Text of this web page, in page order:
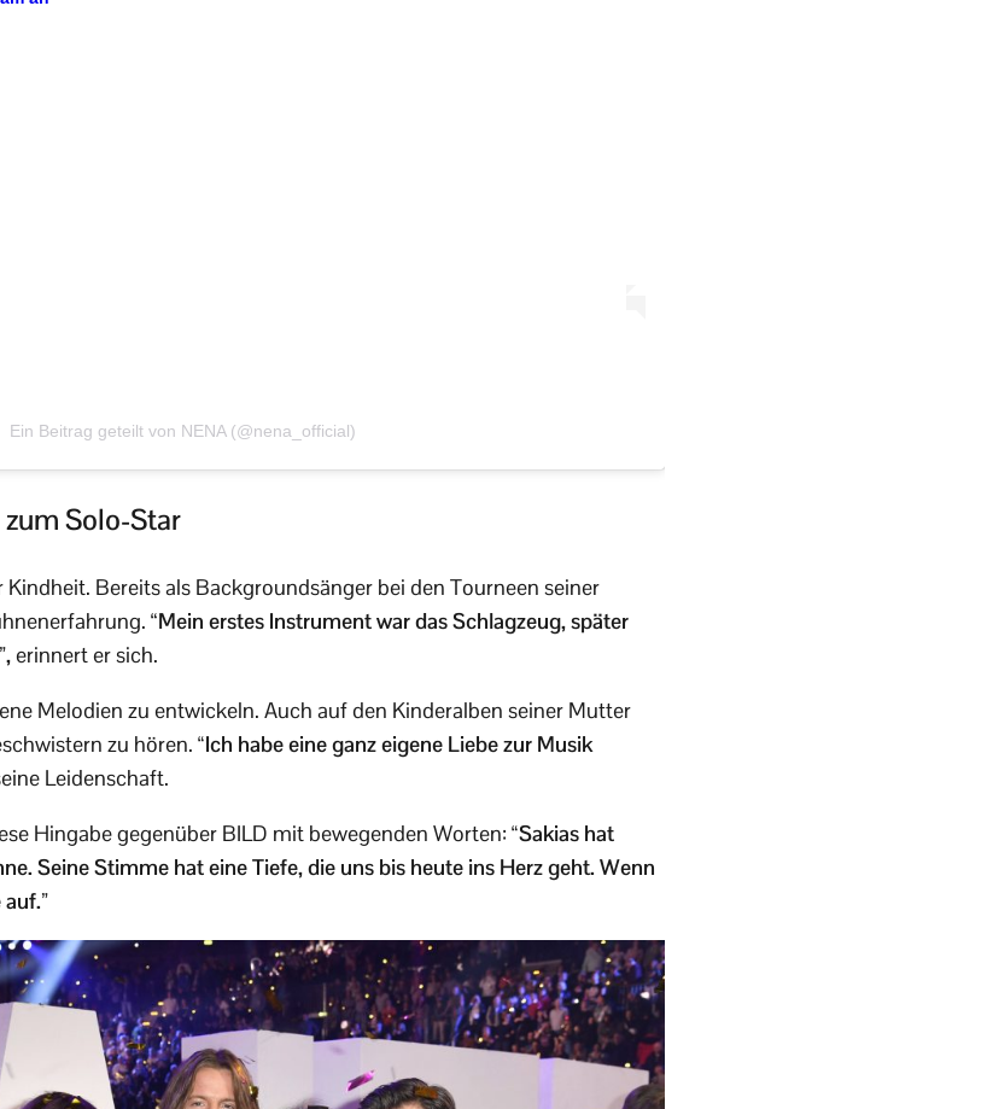
Ein Beitrag geteilt von NENA (@nena_official)
Solo-Star
Bereits als Backgroundsänger bei den Tourneen seiner
“Mein erstes Instrument war das Schlagzeug, später
erinnert er sich.
Melodien zu entwickeln. Auch auf den Kinderalben seiner Mutter
zu hören. “Ich habe eine ganz eigene Liebe zur Musik
Leidenschaft.
Hingabe gegenüber BILD mit bewegenden Worten: “Sakias hat
Seine Stimme hat eine Tiefe, die uns bis heute ins Herz geht. Wenn